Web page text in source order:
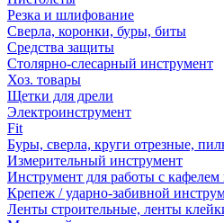
Резка и шлифование
Сверла, коронки, буры, биты
Средства защиты
Столярно-слесарный инструмент
Хоз. товары
Щетки для дрели
Электроинструмент
Fit
Буры, сверла, круги отрезные,
Измерительный инструмент
Инструмент для работы с кафелем
Крепеж / ударно-забивной
Ленты строительные, ленты